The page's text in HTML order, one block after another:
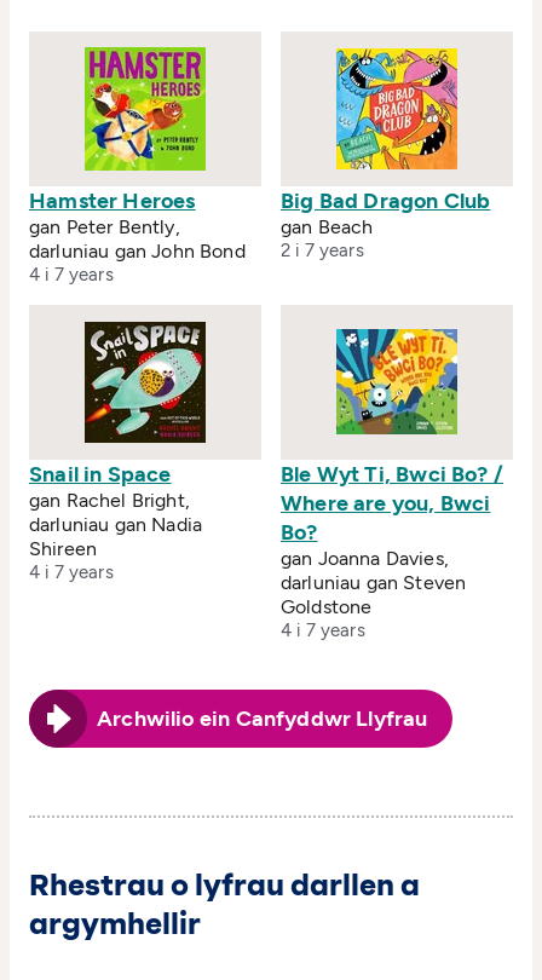
Hamster Heroes
gan Peter Bently,
darluniau gan John Bond
4 i 7 years
Big Bad Dragon Club
gan Beach
2 i 7 years
Snail in Space
gan Rachel Bright,
darluniau gan Nadia
Shireen
4 i 7 years
Ble Wyt Ti, Bwci Bo? /
Where are you, Bwci
Bo?
gan Joanna Davies,
darluniau gan Steven
Goldstone
4 i 7 years
Archwilio ein Canfyddwr Llyfrau
Rhestrau o lyfrau darllen a
argymhellir